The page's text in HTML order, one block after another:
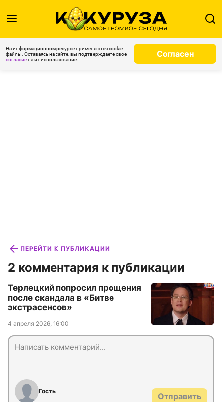
На информационном ресурсе применяются cookie-
файлы. Оставаясь на сайте, вы подтверждаете свое
согласиена их использование.
Согласен
ПЕРЕЙТИ К ПУБЛИКАЦИИ
2 комментария к публикации
Терлецкий попросил прощения
после скандала в «Битве
экстрасенсов»
4 апреля 2026, 16:00
Гость
Отправить